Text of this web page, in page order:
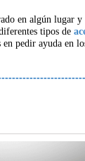
en algún lugar
tipos de
pedir ayuda en